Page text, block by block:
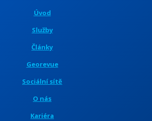
Úvod
Služby
Články
Georevue
Sociální sítě
O nás
Kariéra